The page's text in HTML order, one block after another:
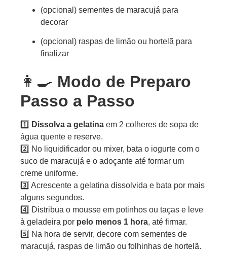
(opcional) sementes de maracujá para
decorar
(opcional) raspas de limão ou hortelã para
finalizar
👩‍🍳 Modo de Preparo
Passo a Passo
1️⃣ Dissolva a gelatina em 2 colheres de sopa de
água quente e reserve.
2️⃣ No liquidificador ou mixer, bata o iogurte com o
suco de maracujá e o adoçante até formar um
creme uniforme.
3️⃣ Acrescente a gelatina dissolvida e bata por mais
alguns segundos.
4️⃣ Distribua o mousse em potinhos ou taças e leve
à geladeira por pelo menos 1 hora, até firmar.
5️⃣ Na hora de servir, decore com sementes de
maracujá, raspas de limão ou folhinhas de hortelã.